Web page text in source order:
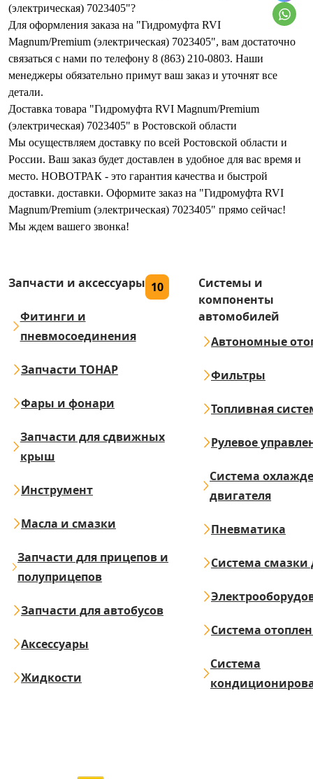
(электрическая) 7023405"?
Для оформления заказа на "Гидромуфта RVI
Magnum/Premium (электрическая) 7023405", вам достаточно
связаться с нами по телефону 8 (863) 210-0803. Наши
менеджеры обязательно примут ваш заказ и уточнят все
детали.
Доставка товара "Гидромуфта RVI Magnum/Premium
(электрическая) 7023405" в Ростовской области
Мы осуществляем доставку по всей Ростовской области и
России. Ваш заказ будет доставлен в удобное для вас время и
место. НОВОТРАК - это гарантия качества и быстрой
доставки. доставки. Оформите заказ на "Гидромуфта RVI
Magnum/Premium (электрическая) 7023405" прямо сейчас!
Мы ждем вашего звонка!
Запчасти и аксессуары 10
Фитинги и
пневмосоединения
Запчасти ТОНАР
Фары и фонари
Запчасти для сдвижных
крыш
Инструмент
Масла и смазки
Запчасти для прицепов и
полуприцепов
Запчасти для автобусов
Аксессуары
Жидкости
Системы и
компоненты
автомобилей
Автономные
Фильтры
Топливная
Рулевое
Система
двигателя
Пневматика
Система смазки
Система
Система